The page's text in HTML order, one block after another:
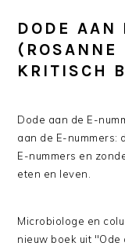
DODE AAN
(ROSANNE
KRITISCH
Dode aan de E-
aan de E-nummers:
E-nummers en
eten en leven.
Microbiologe en
nieuw boek uit "Ode